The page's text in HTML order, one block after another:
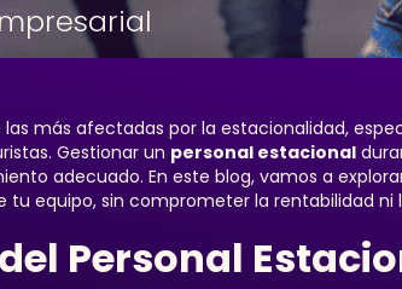
más afectadas por la estacionalidad,
Gestionar un personal estacional
adecuado. En este blog, vamos a
tu equipo, sin comprometer la rentabilidad ni
Personal